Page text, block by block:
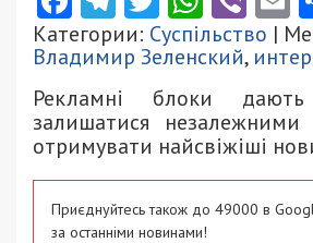
Категории: Суспільство |
Владимир Зеленский,
Рекламні блоки
залишатися
отримувати найсвіжіші
Приєднуйтесь також до 49000 в
за останніми новинами!